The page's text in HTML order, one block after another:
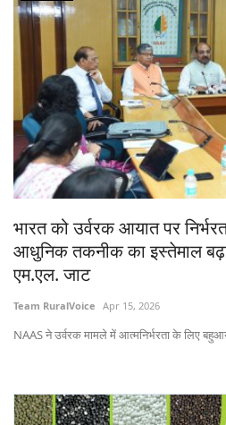
भारत को उर्वरक आयात पर
आधुनिक तकनीक का इस्तेमाल
एम.एल. जाट
Team RuralVoice Apr 15, 2026
NAAS ने उर्वरक मामले में आत्मनिर्भरता के लिए